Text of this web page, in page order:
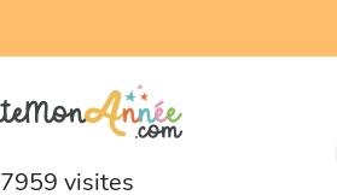
7959 visites